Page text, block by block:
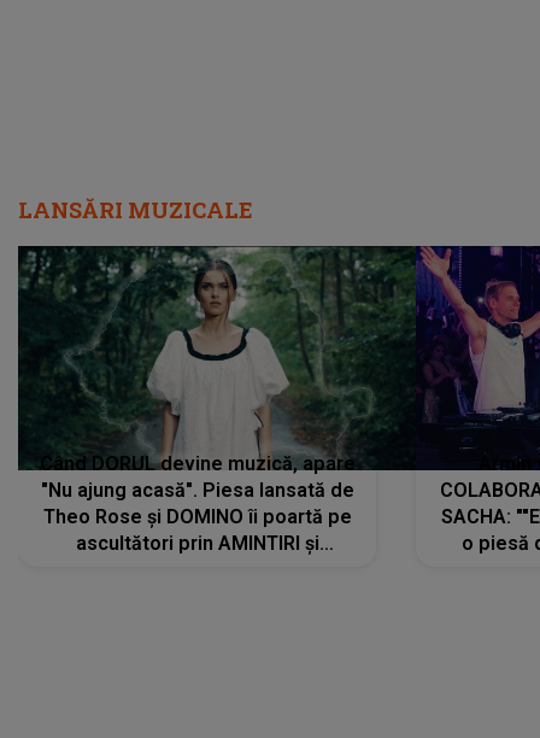
LANSĂRI MUZICALE
Când DORUL devine muzică, apare
"Nu ajung acasă". Piesa lansată de
Theo Rose și DOMINO îi poartă pe
ascultători prin AMINTIRI și
SACHA:
o piesă